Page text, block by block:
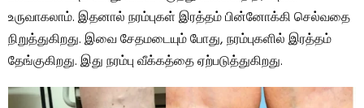
உருவாகலாம். இதனால் நரம்புகள் இரத்தம் பின்னோக்கி செல்வதை
நிறுத்துகிறது. இவை சேதமடையும் போது, ​​நரம்புகளில் இரத்தம்
தேங்குகிறது. இது நரம்பு வீக்கத்தை ஏற்படுத்துகிறது.